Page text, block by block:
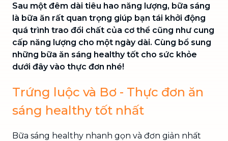
Sau một đêm dài tiêu hao năng lượng, bữa sáng
là bữa ăn rất quan trọng giúp bạn tái khởi động
quá trình trao đổi chất của cơ thể cũng như cung
cấp năng lượng cho một ngày dài. Cùng bổ sung
những bữa ăn sáng healthy tốt cho sức khỏe
dưới đây vào thực đơn nhé!
Trứng luộc và Bơ - Thực đơn ăn
sáng healthy tốt nhất
Bữa sáng healthy nhanh gọn và đơn giản nhất